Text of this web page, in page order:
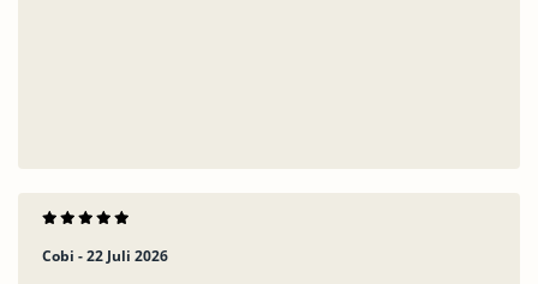
Cobi -22 Juli 2026